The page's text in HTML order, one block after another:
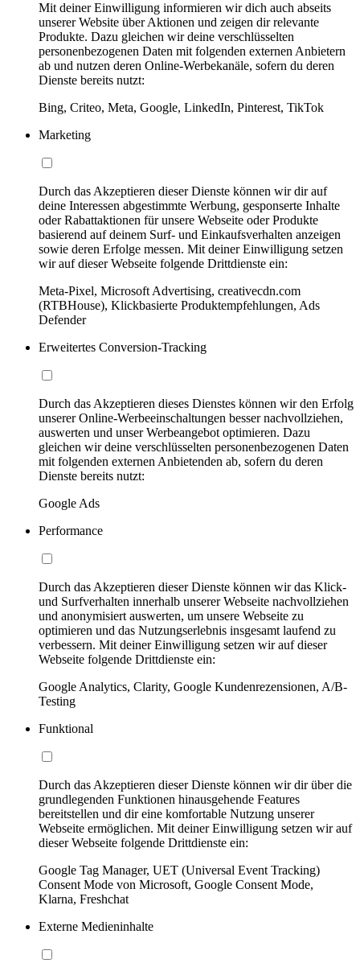
Mit deiner Einwilligung informieren wir dich auch abseits
unserer Website über Aktionen und zeigen dir relevante
Produkte. Dazu gleichen wir deine verschlüsselten
personenbezogenen Daten mit folgenden externen Anbietern
ab und nutzen deren Online-Werbekanäle, sofern du deren
Dienste bereits nutzt:
Bing, Criteo, Meta, Google, LinkedIn, Pinterest, TikTok
Marketing
Durch das Akzeptieren dieser Dienste können wir dir auf
deine Interessen abgestimmte Werbung, gesponserte Inhalte
oder Rabattaktionen für unsere Webseite oder Produkte
basierend auf deinem Surf- und Einkaufsverhalten anzeigen
sowie deren Erfolge messen. Mit deiner Einwilligung setzen
wir auf dieser Webseite folgende Drittdienste ein:
Meta-Pixel, Microsoft Advertising, creativecdn.com
(RTBHouse), Klickbasierte Produktempfehlungen, Ads
Defender
Erweitertes Conversion-Tracking
Durch das Akzeptieren dieses Dienstes können wir den Erfolg
unserer Online-Werbeeinschaltungen besser nachvollziehen,
auswerten und unser Werbeangebot optimieren. Dazu
gleichen wir deine verschlüsselten personenbezogenen Daten
mit folgenden externen Anbietenden ab, sofern du deren
Dienste bereits nutzt:
Google Ads
Performance
Durch das Akzeptieren dieser Dienste können wir das Klick-
und Surfverhalten innerhalb unserer Webseite nachvollziehen
und anonymisiert auswerten, um unsere Webseite zu
optimieren und das Nutzungserlebnis insgesamt laufend zu
verbessern. Mit deiner Einwilligung setzen wir auf dieser
Webseite folgende Drittdienste ein:
Google Analytics, Clarity, Google Kundenrezensionen, A/B-
Testing
Funktional
Durch das Akzeptieren dieser Dienste können wir dir über die
grundlegenden Funktionen hinausgehende Features
bereitstellen und dir eine komfortable Nutzung unserer
Webseite ermöglichen. Mit deiner Einwilligung setzen wir auf
dieser Webseite folgende Drittdienste ein:
Google Tag Manager, UET (Universal Event Tracking)
Consent Mode von Microsoft, Google Consent Mode,
Klarna, Freshchat
Externe Medieninhalte